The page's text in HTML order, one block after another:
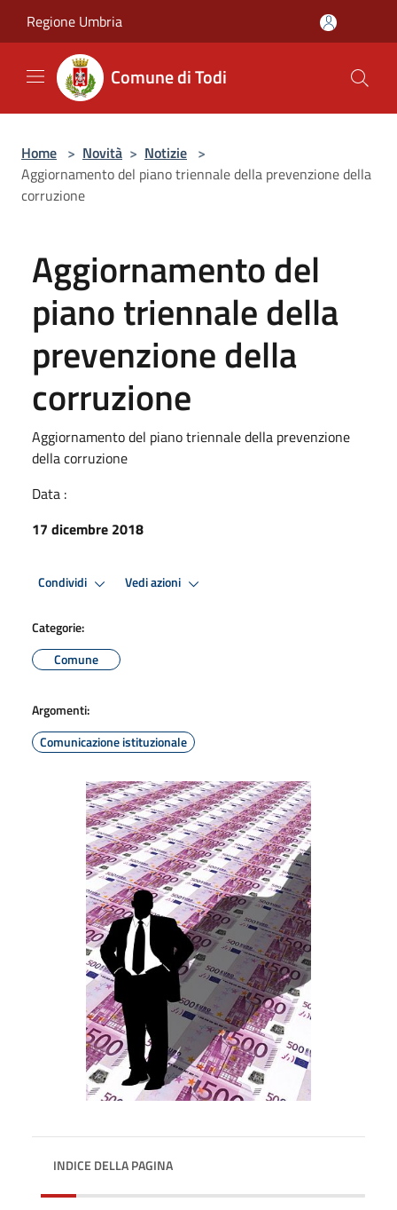
Regione Umbria
Comune di Todi
Home > Novità > Notizie >
Aggiornamento del piano triennale della prevenzione della
corruzione
Aggiornamento del
piano triennale della
prevenzione della
corruzione
Aggiornamento del piano triennale della prevenzione
della corruzione
Data :
17 dicembre 2018
Condividi Vedi azioni
Categorie:
Comune
Argomenti:
Comunicazione istituzionale
INDICE DELLA PAGINA